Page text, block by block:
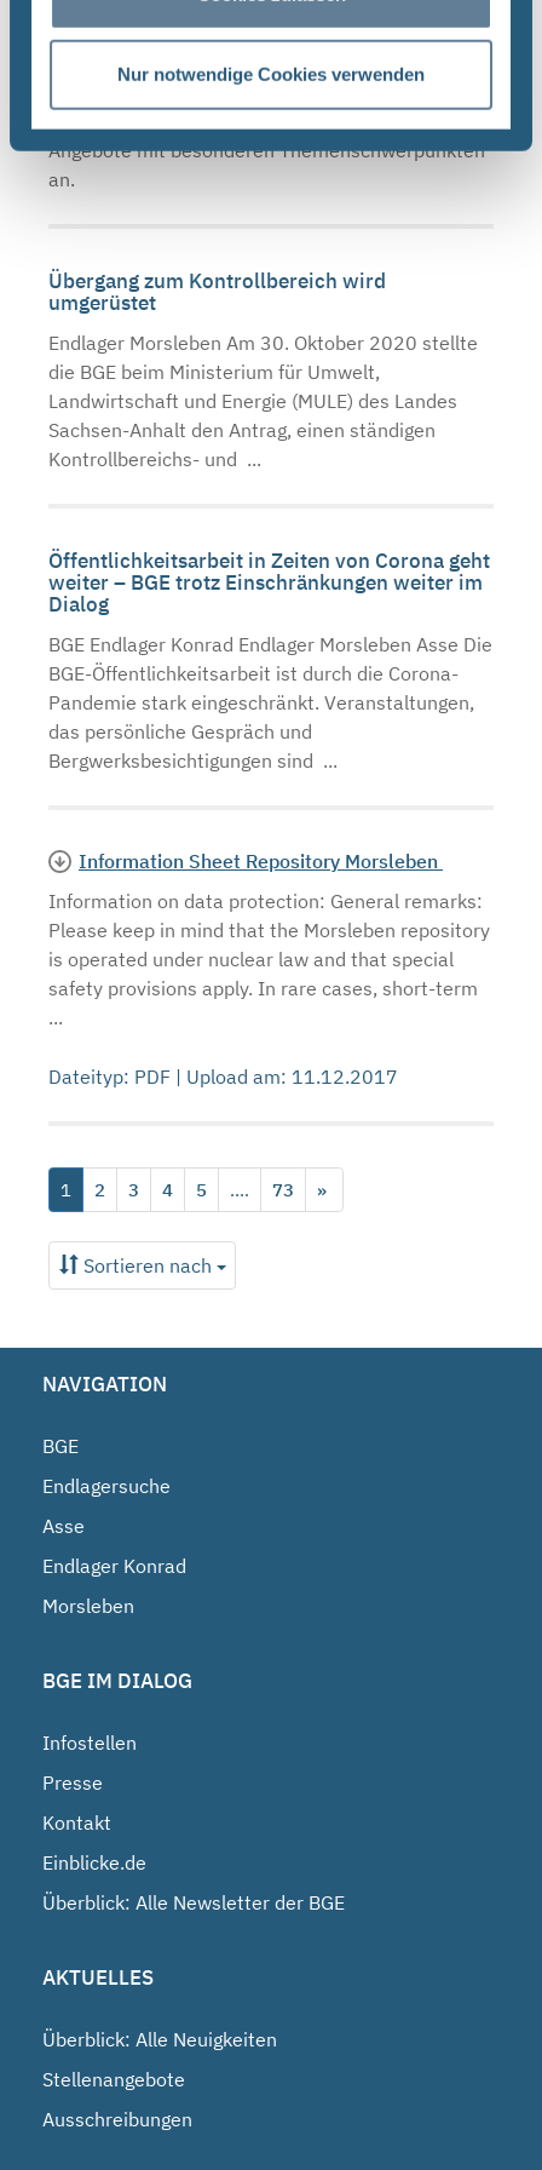
Nur notwendige Cookies verwenden
Bartensleben in Morsleben
Endlager Morsleben Die Infostelle Morsleben
bietet vom 5. bis 24. Juni 2018 im Rahmen der
Angebote mit besonderen Themenschwerpunkten
an.
Übergang zum Kontrollbereich wird
umgerüstet
Endlager Morsleben Am 30. Oktober 2020 stellte
die BGE beim Ministerium für Umwelt,
Landwirtschaft und Energie (MULE) des Landes
Sachsen-Anhalt den Antrag, einen ständigen
Kontrollbereichs- und ...
Öffentlichkeitsarbeit in Zeiten von Corona geht
weiter – BGE trotz Einschränkungen weiter im
Dialog
BGE Endlager Konrad Endlager Morsleben Asse Die
BGE-Öffentlichkeitsarbeit ist durch die Corona-
Pandemie stark eingeschränkt. Veranstaltungen,
das persönliche Gespräch und
Bergwerksbesichtigungen sind ...
Information Sheet Repository Morsleben
Information on data protection: General remarks:
Please keep in mind that the Morsleben repository
is operated under nuclear law and that special
safety provisions apply. In rare cases, short-term
...
Dateityp: PDF | Upload am: 11.12.2017
1 2 3 4 5 .... 73 »
Sortieren nach
NAVIGATION
BGE
Endlagersuche
Asse
Endlager Konrad
Morsleben
BGE IM DIALOG
Infostellen
Presse
Kontakt
Einblicke.de
Überblick: Alle Newsletter der BGE
AKTUELLES
Überblick: Alle Neuigkeiten
Stellenangebote
Ausschreibungen